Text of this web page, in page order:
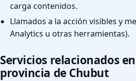
carga contenidos.
Llamados a la acción visibles y
Analytics u otras herramientas).
Servicios relacionados
provincia de Chubut